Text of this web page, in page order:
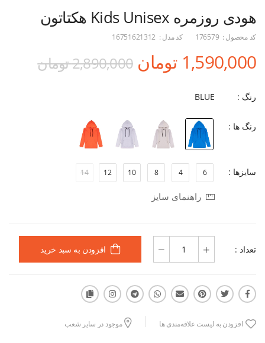
هودی روزمره Kids Unisex هکتاتون
کد محصول : 176579 کد مدل : 16751621312
1,590,000 تومان 2,890,000 تومان
رنگ : BLUE
رنگ ها :
سایزها : 6
4
8
10
12
14
راهنمای سایز
تعداد : افزودن به سبد خرید
افزودن به لیست علاقه‌مندی ها موجود در سایر شعب